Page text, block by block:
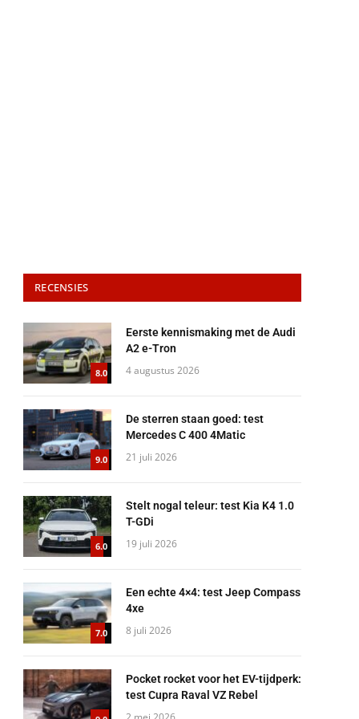
RECENSIES
8.0
Eerste kennismaking met de Audi
A2 e-Tron
4 augustus 2026
9.0
De sterren staan goed: test
Mercedes C 400 4Matic
21 juli 2026
6.0
Stelt nogal teleur: test Kia K4 1.0
T-GDi
19 juli 2026
7.0
Een echte 4×4: test Jeep Compass
4xe
8 juli 2026
Pocket rocket voor het EV-tijdperk:
test Cupra Raval VZ Rebel